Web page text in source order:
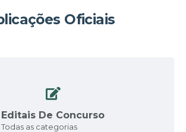
Oficiais
Editais De Concurso
Todas as categorias